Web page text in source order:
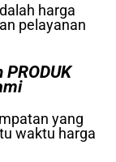
harga
pelayanan
yang
waktu harga